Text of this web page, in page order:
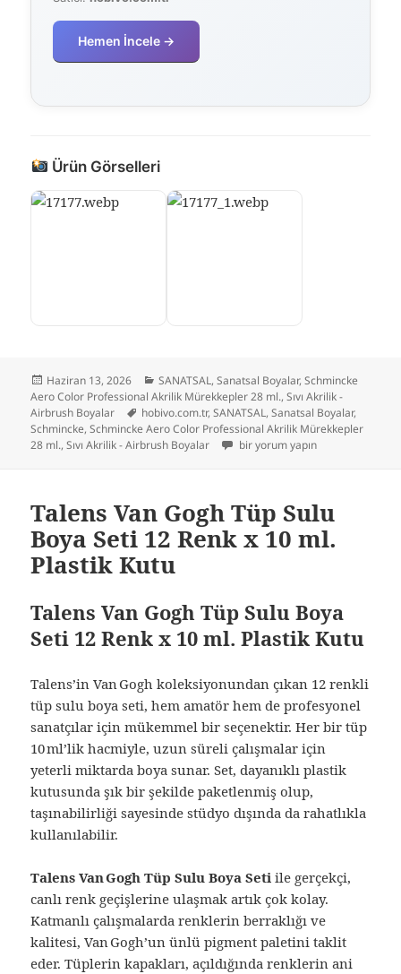
Hemen İncele →
Ürün Görselleri
Yayın
tarihi
Haziran 13, 2026 Kategoriler
SANATSAL,Sanatsal Boyalar,Schmincke
Aero Color Professional Akrilik Mürekkepler 28 ml.,Sıvı Akrilik -
Airbrush Boyalar
Etiketler
hobivo.com.tr,SANATSAL,Sanatsal Boyalar,
Schmincke,Schmincke Aero Color Professional Akrilik Mürekkepler
28 ml.,Sıvı Akrilik - Airbrush Boyalar Schmincke Aero Color Akrilik
bir yorum yapın
Talens Van Gogh Tüp Sulu
Boya Seti 12 Renk x 10 ml.
Plastik Kutu
Talens Van Gogh Tüp Sulu Boya
Seti 12 Renk x 10 ml. Plastik Kutu
Talens’in Van Gogh koleksiyonundan çıkan 12 renkli
tüp sulu boya seti, hem amatör hem de profesyonel
sanatçılar için mükemmel bir seçenektir. Her bir tüp
10 ml’lik hacmiyle, uzun süreli çalışmalar için
yeterli miktarda boya sunar. Set, dayanıklı plastik
kutusunda şık bir şekilde paketlenmiş olup,
taşınabilirliği sayesinde stüdyo dışında da rahatlıkla
kullanılabilir.
Talens Van Gogh Tüp Sulu Boya Seti ile gerçekçi,
canlı renk geçişlerine ulaşmak artık çok kolay.
Katmanlı çalışmalarda renklerin berraklığı ve
kalitesi, Van Gogh’un ünlü pigment paletini taklit
eder. Tüplerin kapakları, açıldığında renklerin ani